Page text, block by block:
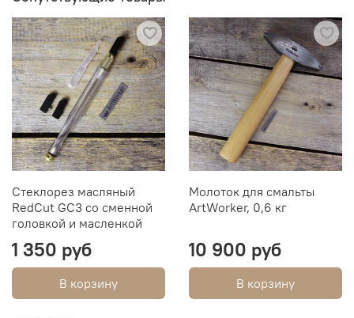
Стеклорез масляный
RedCut GC3 со сменной
головкой и масленкой
1 350 руб
В корзину
Молоток для смальты
ArtWorker, 0,6 кг
10 900 руб
В корзину